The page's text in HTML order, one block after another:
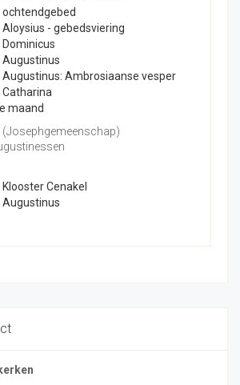
ochtendgebed
Aloysius - gebedsviering
Dominicus
Augustinus
Augustinus: Ambrosiaanse vesper
Catharina
maand
(Josephgemeenschap)
Klooster Cenakel
Augustinus